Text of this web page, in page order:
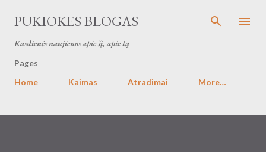
Skip to main content
PUKIOKES BLOGAS
Kasdienės naujienos apie šį, apie tą
Pages
Home
Kaimas Atradimai More…